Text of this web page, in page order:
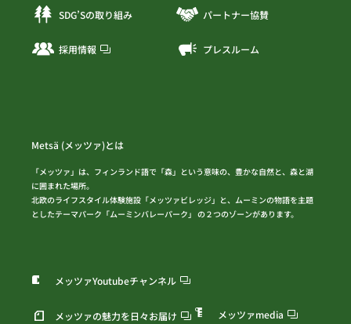
SDG’Sの取り組み
採用情報
パートナー協賛
プレスルーム
Metsä (メッツァ)とは
「メッツァ」は、フィンランド語で「森」という意味の、豊かな自然と、森と湖
に囲まれた場所。
北欧のライフスタイル体験施設「メッツァビレッジ」と、ムーミンの物語を主題
としたテーマパーク「ムーミンバレーパーク」 の２つのゾーンがあります。
メッツァYoutubeチャンネル
メッツァの魅力を日々お届け メッツァmedia